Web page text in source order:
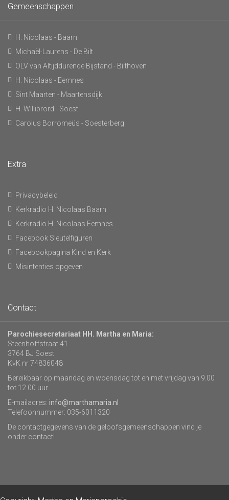
Gemeenschappen
H. Nicolaas - Baarn
Michaël-Laurens - De Bilt
OLV van Altijddurende Bijstand - Bilthoven
H. Nicolaas - Eemnes
Sint Maarten - Maartensdijk
H. Willibrord - Soest
Carolus Borromeüs - Soesterberg
Extra
Privacybeleid
Kerkradio H. Nicolaas Baarn
Kerkradio H. Nicolaas Eemnes
Facebook Sleutelfiguren
Facebookpagina Kind en Kerk
Misintenties opgeven
Contact
Parochiesecretariaat HH. Martha en Maria:
Steenhoffstraat 41
3764 BJ Soest
KvK nr 74836048
Bereikbaar op maandag en woensdag tot en met vrijdag van 9.00
tot 12.00 uur.
E-mailadres: info@marthamaria.nl
Telefoonnummer: 035-6011320
De contactgegevens van de geloofsgemeenschappen vind je
onder contact!